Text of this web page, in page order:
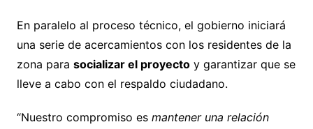
En paralelo al proceso técnico, el gobierno iniciará
una serie de acercamientos con los residentes de la
zona para socializar el proyectoy garantizar que se
lleve a cabo con el respaldo ciudadano.
“Nuestro compromiso es mantener una relación